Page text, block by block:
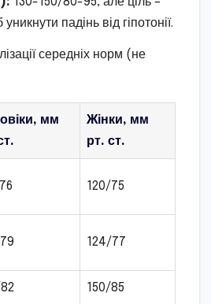
падінь від гіпотонії.
середніх норм (не
мм
Жінки, мм
рт. ст.
120/75
124/77
150/85